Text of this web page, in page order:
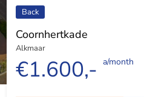
Back
Coornhertkade
Alkmaar
€1.600,- a/month